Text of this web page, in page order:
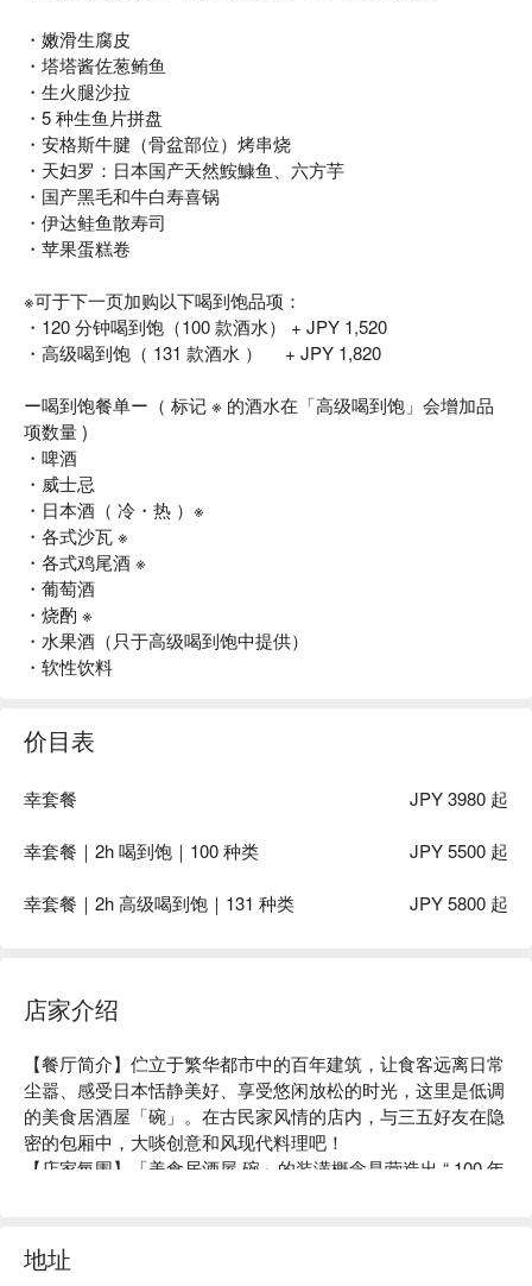
・嫩滑生腐皮
・塔塔酱佐葱鲔鱼
・生火腿沙拉
・5 种生鱼片拼盘
・安格斯牛腱（骨盆部位）烤串烧
・天妇罗：日本国产天然鮟鱇鱼、六方芋
・国产黑毛和牛白寿喜锅
・伊达鲑鱼散寿司
・苹果蛋糕卷
※可于下一页加购以下喝到饱品项：
・120 分钟喝到饱（100 款酒水） + JPY 1,520
・高级喝到饱（ 131 款酒水 ） + JPY 1,820
ー喝到饱餐单ー（ 标记 ※ 的酒水在「高级喝到饱」会增加品
项数量 )
・啤酒
・威士忌
・日本酒（ 冷・热 ）※
・各式沙瓦 ※
・各式鸡尾酒 ※
・葡萄酒
・烧酌 ※
・水果酒（只于高级喝到饱中提供）
・软性饮料
价目表
幸套餐 JPY 3980 起
幸套餐｜2h 喝到饱｜100 种类 JPY 5500 起
幸套餐｜2h 高级喝到饱｜131 种类 JPY 5800 起
店家介绍
【餐厅简介】伫立于繁华都市中的百年建筑，让食客远离日常
尘嚣、感受日本恬静美好、享受悠闲放松的时光，这里是低调
的美食居酒屋「碗」。在古民家风情的店内，与三五好友在隐
密的包厢中，大啖创意和风现代料理吧！
【店家氛围】「美食居酒屋 碗」的装潢概念是营造出 “ 100 年
间。在匠人精心设计的沉稳日式氛围中，以美酒佳肴招待来
客、带您品味日常之美。此外，如同店名「碗」（碗）一样，
地址